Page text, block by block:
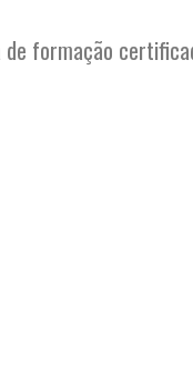
de formação